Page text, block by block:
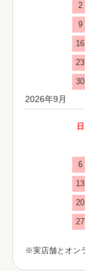
2
9
16
23
30
2026年9月
日
6
13
20
27
※実店舗とオン